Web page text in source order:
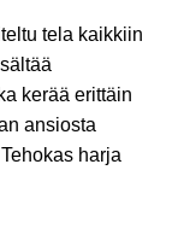
tela kaikkiin
kerää erittäin
ansiosta
harja